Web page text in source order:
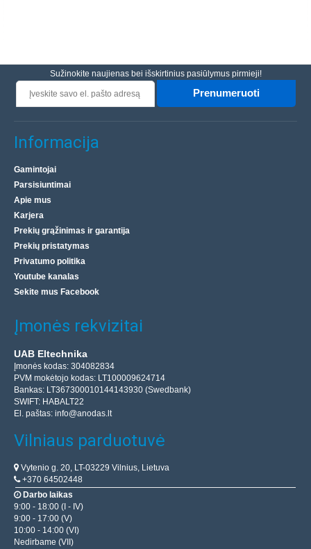
Sužinokite naujienas bei išskirtinius pasiūlymus pirmieji!
Prenumeruoti
Informacija
Gamintojai
Parsisiuntimai
Apie mus
Karjera
Prekių grąžinimas ir garantija
Prekių pristatymas
Privatumo politika
Youtube kanalas
Sekite mus Facebook
Įmonės rekvizitai
UAB Eltechnika
Įmonės kodas: 304082834
PVM mokėtojo kodas: LT100009624714
Bankas: LT367300010144143930 (Swedbank)
SWIFT: HABALT22
El. paštas: info@anodas.lt
Vilniaus parduotuvė
Vytenio g. 20, LT-03229 Vilnius, Lietuva
+370 64502448
Darbo laikas
9:00 - 18:00 (I - IV)
9:00 - 17:00 (V)
10:00 - 14:00 (VI)
Nedirbame (VII)